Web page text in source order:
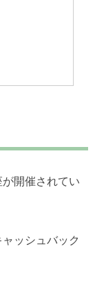
開催されてい
ッシュバック